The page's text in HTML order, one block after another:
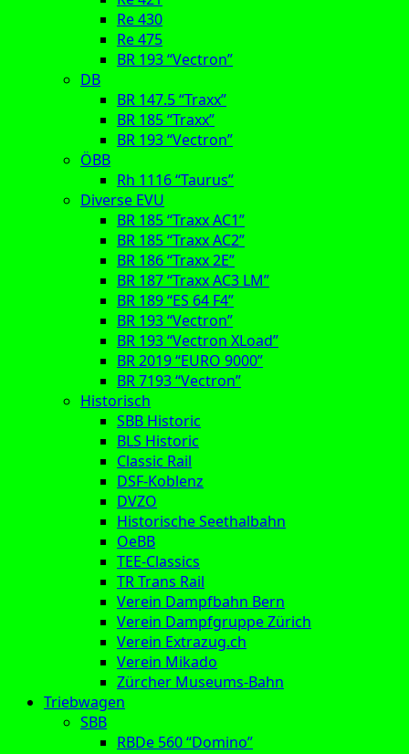
Re 430
Re 475
BR 193 “Vectron”
DB
BR 147.5 “Traxx”
BR 185 “Traxx”
BR 193 “Vectron”
ÖBB
Rh 1116 “Taurus”
Diverse EVU
BR 185 “Traxx AC1”
BR 185 “Traxx AC2”
BR 186 “Traxx 2E”
BR 187 “Traxx AC3 LM”
BR 189 “ES 64 F4”
BR 193 “Vectron”
BR 193 “Vectron XLoad”
BR 2019 “EURO 9000”
BR 7193 “Vectron”
Historisch
SBB Historic
BLS Historic
Classic Rail
DSF-Koblenz
DVZO
Historische Seethalbahn
OeBB
TEE-Classics
TR Trans Rail
Verein Dampfbahn Bern
Verein Dampfgruppe Zürich
Verein Extrazug.ch
Verein Mikado
Zürcher Museums-Bahn
Triebwagen
SBB
RBDe 560 “Domino”